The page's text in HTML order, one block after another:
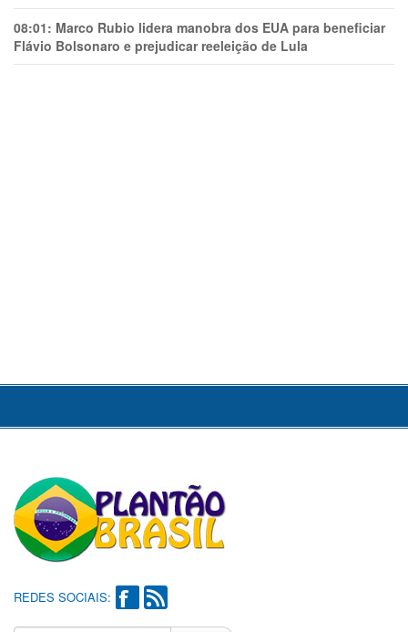
08:01: Marco Rubio lidera manobra dos EUA para beneficiar
Flávio Bolsonaro e prejudicar reeleição de Lula
REDES SOCIAIS: